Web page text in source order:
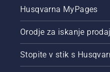
Husqvarna MyPages
Orodje za iskanje
Stopite v stik s